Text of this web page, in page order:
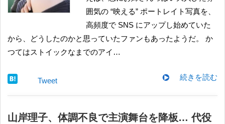
囲気の “映える” ポートレイト写真を、
高頻度で SNS にアップし始めていた
から、どうしたのかと思っていたファンもあったようだ。 か
つてはストイックなまでのアイ…
続きを読む
Tweet
山岸理子、体調不良で主演舞台を降板… 代役